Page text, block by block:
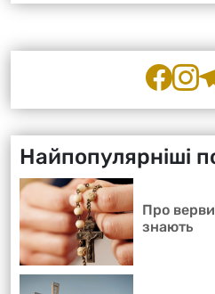
Найпопулярніші
Про
знають